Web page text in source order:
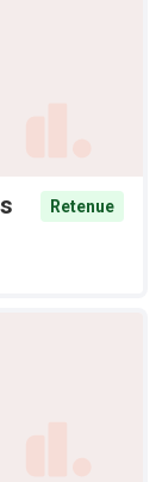
Retenue